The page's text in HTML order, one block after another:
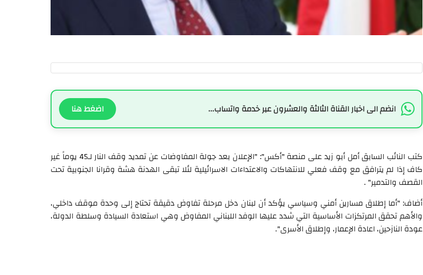
انضم الى اخبار القناة الثالثة والعشرون عبر خدمة واتساب... اضغط هنا
كتب النائب السابق أمل أبو زيد على منصة "أكس": "الإعلان بعد جولة المفاوضات عن تمديد وقف النار لـ45 يوماً غير
كاف إذا لم يترافق مع وقف فعلي للانتهاكات والاعتداءات الاسرائيلية لئلا تبقى الهدنة هشة وقرانا الجنوبية تحت
القصف والتدمير" .
أضاف: "أما إطلاق مسارين أمني وسياسي يؤكد أن لبنان دخل مرحلة تفاوض دقيقة تحتاج إلى وحدة موقف داخلي،
والأهم تحقق المرتكزات الأساسية التي شدد عليها الوفد اللبناني المفاوض وهي استعادة السيادة وسلطة الدولة،
عودة النازحين، اعادة الإعمار، وإطلاق الأسرى".